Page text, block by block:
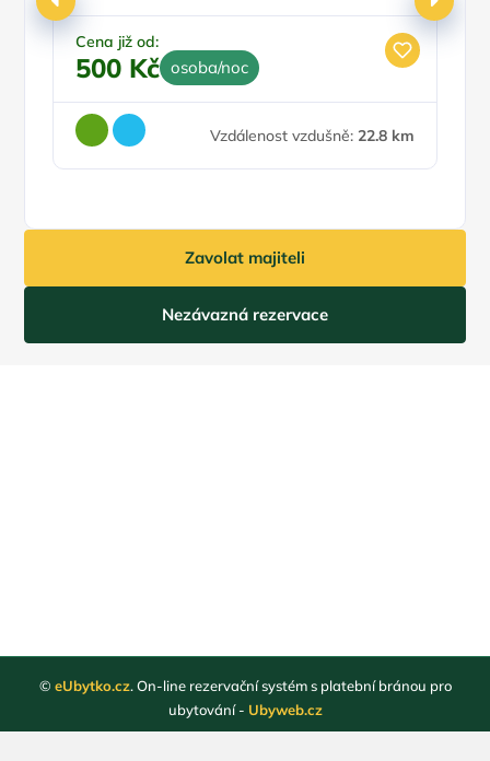
Venkovní gril
Šatní skříně Wi-Fi
Cena již od:
500 Kč osoba/noc
Vzdálenost vzdušně: 22.8 km
Zavolat majiteli
Nezávazná rezervace
© eUbytko.cz. On-line rezervační systém s platební bránou pro
ubytování - Ubyweb.cz